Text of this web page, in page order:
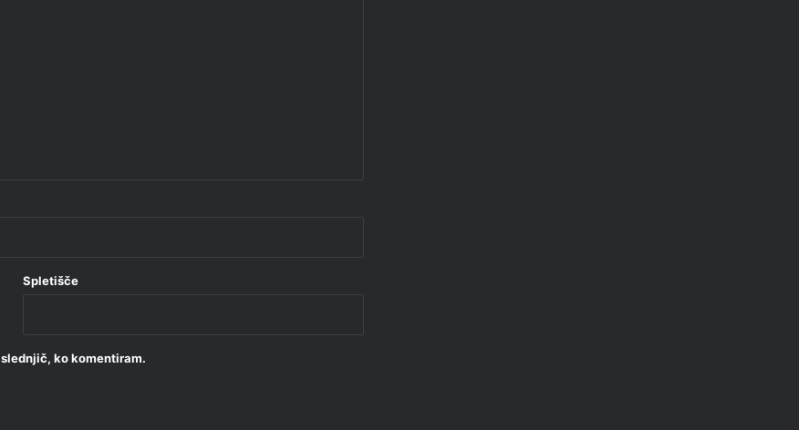
Spletišče
ko komentiram.